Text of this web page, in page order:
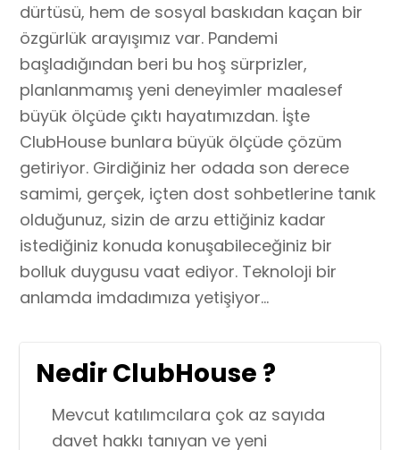
dürtüsü, hem de sosyal baskıdan kaçan bir
özgürlük arayışımız var. Pandemi
başladığından beri bu hoş sürprizler,
planlanmamış yeni deneyimler maalesef
büyük ölçüde çıktı hayatımızdan. İşte
ClubHouse bunlara büyük ölçüde çözüm
getiriyor. Girdiğiniz her odada son derece
samimi, gerçek, içten dost sohbetlerine tanık
olduğunuz, sizin de arzu ettiğiniz kadar
istediğiniz konuda konuşabileceğiniz bir
bolluk duygusu vaat ediyor. Teknoloji bir
anlamda imdadımıza yetişiyor…
Nedir ClubHouse ?
Mevcut katılımcılara çok az sayıda
davet hakkı tanıyan ve yeni